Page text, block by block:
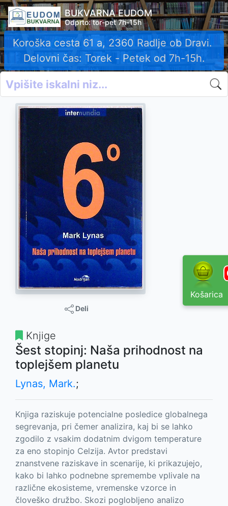
BUKVARNA EUDOM
Odprto: tor-pet 7h-15h
Koroška cesta 61 a, 2360 Radlje ob Dravi.
Delovni čas: Torek - Petek od 7h-15h.
Košarica
Deli
Knjige
Šest stopinj: Naša prihodnost na
toplejšem planetu
Lynas, Mark.;
Knjiga raziskuje potencialne posledice globalnega
segrevanja, pri čemer analizira, kaj bi se lahko
zgodilo z vsakim dodatnim dvigom temperature
za eno stopinjo Celzija. Avtor predstavi
znanstvene raziskave in scenarije, ki prikazujejo,
kako bi lahko podnebne spremembe vplivale na
različne ekosisteme, vremenske vzorce in
človeško družbo. Skozi poglobljeno analizo